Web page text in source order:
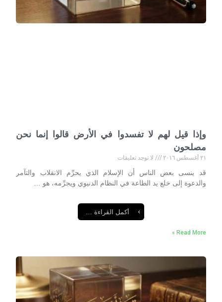
وإذا قيل لهم لا تفسدوا في الأرض قالوا إنما نحن
مصلحون
٢١ أغسطس ٢٠١٦
لا توجد تعليقات
قد ينسى بعض الناس أن الإسلام الذي يحرِّم الانقلاب والتآمر
والدعوة إلى خلع يد الطاعة في النظام الدنيوي ويجرِّمه، هو …
أكمل القراءة …
Read More »